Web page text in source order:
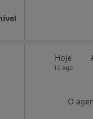
Hoje
10 Ago
O